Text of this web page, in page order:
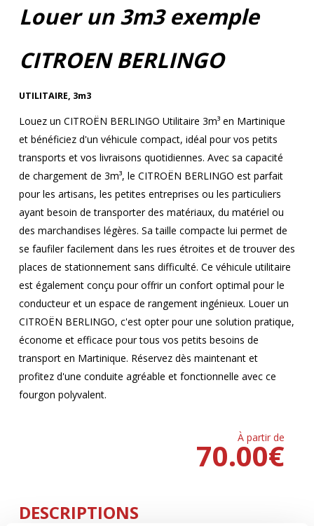
Louer un 3m3 exemple
CITROEN BERLINGO
UTILITAIRE, 3m3
Louez un CITROËN BERLINGO Utilitaire 3m³ en Martinique
et bénéficiez d'un véhicule compact, idéal pour vos petits
transports et vos livraisons quotidiennes. Avec sa capacité
de chargement de 3m³, le CITROËN BERLINGO est parfait
pour les artisans, les petites entreprises ou les particuliers
ayant besoin de transporter des matériaux, du matériel ou
des marchandises légères. Sa taille compacte lui permet de
se faufiler facilement dans les rues étroites et de trouver des
places de stationnement sans difficulté. Ce véhicule utilitaire
est également conçu pour offrir un confort optimal pour le
conducteur et un espace de rangement ingénieux. Louer un
CITROËN BERLINGO, c'est opter pour une solution pratique,
économe et efficace pour tous vos petits besoins de
transport en Martinique. Réservez dès maintenant et
profitez d'une conduite agréable et fonctionnelle avec ce
fourgon polyvalent.
À partir de
€
70.00
DESCRIPTIONS